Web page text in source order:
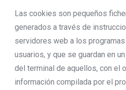
Las cookies son pequeños
generados a través de
servidores web a los
usuarios, y que se guardan en
del terminal de aquellos, con el
información compilada por el